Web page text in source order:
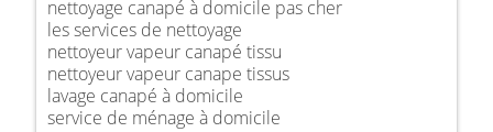
nettoyage canapé à domicile pas cher
les services de nettoyage
nettoyeur vapeur canapé tissu
nettoyeur vapeur canape tissus
lavage canapé à domicile
service de ménage à domicile